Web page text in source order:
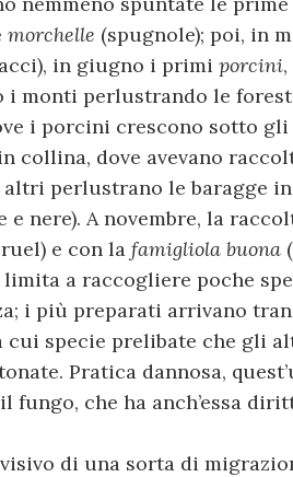
morchelle (spugnole); poi, in
in giugno i primi porcini
i monti perlustrando le
i porcini crescono sotto
collina, dove avevano
altri perlustrano le baragge
e nere). A novembre, la
e con la famigliola buona
a raccogliere poche
i più preparati arrivano
specie prelibate che gli
Pratica dannosa,
che ha anch’essa
di una sorta di